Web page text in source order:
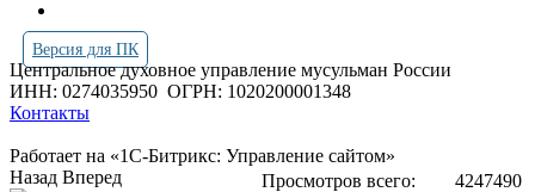
Версия для ПК
Центральное духовное управление мусульман России
ИНН: 0274035950 ОГРН: 1020200001348
Контакты
Работает на «1С-Битрикс: Управление сайтом»
Просмотров всего:
4247490
Назад Вперед